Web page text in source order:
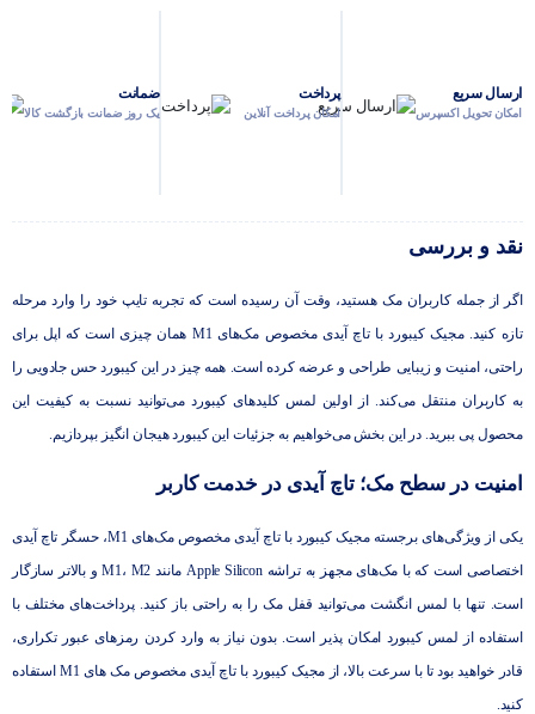
ارسال سریع
امکان تحویل اکسپرس
پرداخت
امکان پرداخت آنلاین
ضمانت
یک روز ضمانت بازگشت کالا
نقد و بررسی
اگر از جمله کاربران مک هستید، وقت آن رسیده است که تجربه تایپ خود را وارد مرحله
تازه کنید. مجیک کیبورد با تاچ آیدی مخصوص مک‌‌های M1 همان چیزی است که اپل برای
راحتی، امنیت و زیبایی طراحی و عرضه کرده است. همه چیز در این کیبورد حس جادویی را
به کاربران منتقل می‌کند. از اولین لمس کلیدهای کیبورد می‌توانید نسبت به کیفیت این
محصول پی ببرید. در این بخش می‌خواهیم به جزئیات این کیبورد هیجان انگیز بپردازیم.
امنیت در سطح مک؛ تاچ آیدی در خدمت کاربر
یکی از ویژگی‌های برجسته مجیک کیبورد با تاچ آیدی مخصوص مک‌‌های M1، حسگر تاچ آیدی
اختصاصی است که با مک‌های مجهز به تراشه Apple Silicon مانند M1، M2 و بالاتر سازگار
است. تنها با لمس انگشت می‌توانید قفل مک را به راحتی باز کنید. پرداخت‌های مختلف با
استفاده از لمس کیبورد امکان پذیر است. بدون نیاز به وارد کردن رمزهای عبور تکراری،
قادر خواهید بود تا با سرعت بالا، از مجیک کیبورد با تاچ آیدی مخصوص مک‌ های M1 استفاده
کنید.